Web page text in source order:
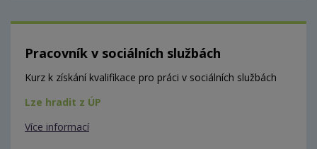
Pracovník v sociálních službách
Kurz k získání kvalifikace pro práci v sociálních službách
Lze hradit z ÚP
Více informací